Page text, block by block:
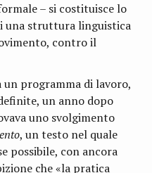
– si costituisce lo
una struttura linguistica
contro il
un programma di lavoro,
un anno dopo
uno svolgimento
, un testo nel quale
possibile, con ancora
che «la pratica